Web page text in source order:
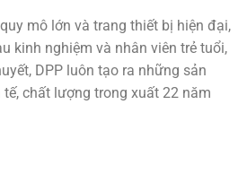
mô lớn và trang thiết bị hiện đại,
kinh nghiệm và nhân viên trẻ tuổi,
DPP luôn tạo ra những sản
chất lượng trong xuất 22 năm